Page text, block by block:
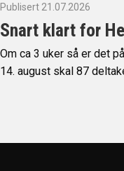
Publisert 21.07.2026
Snart klart for
Om ca 3 uker så er det
14. august skal 87